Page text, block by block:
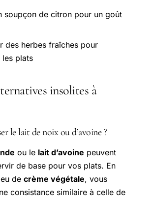
soupçon de citron pour un goût
des herbes fraîches pour
les plats
insolites à
le lait de noix ou d’avoine ?
ou le lait d’avoine peuvent
de base pour vos plats. En
de crème végétale, vous
consistance similaire à celle de